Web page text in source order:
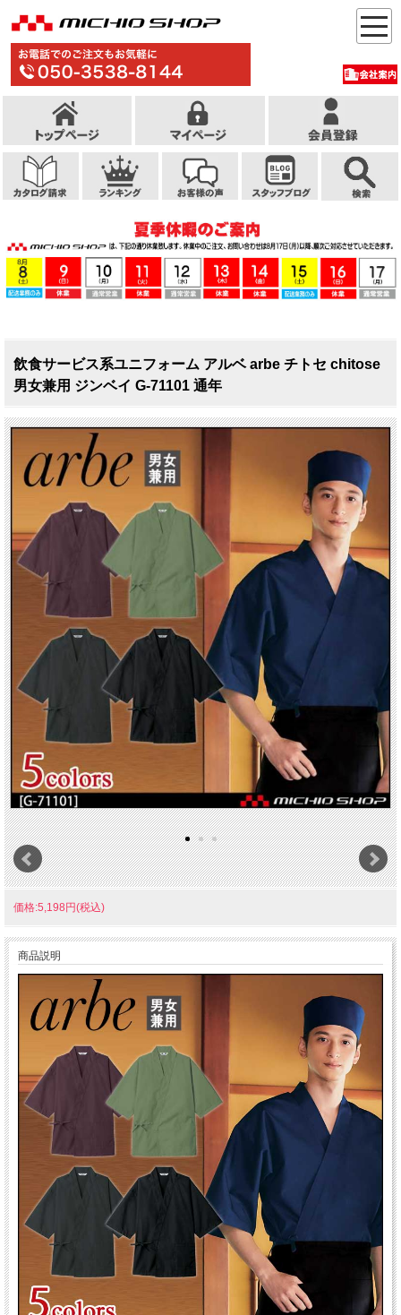
飲食サービス系ユニフォーム アルベ arbe チトセ chitose
男女兼用 ジンベイ G-71101 通年
価格:5,198円(税込)
商品説明